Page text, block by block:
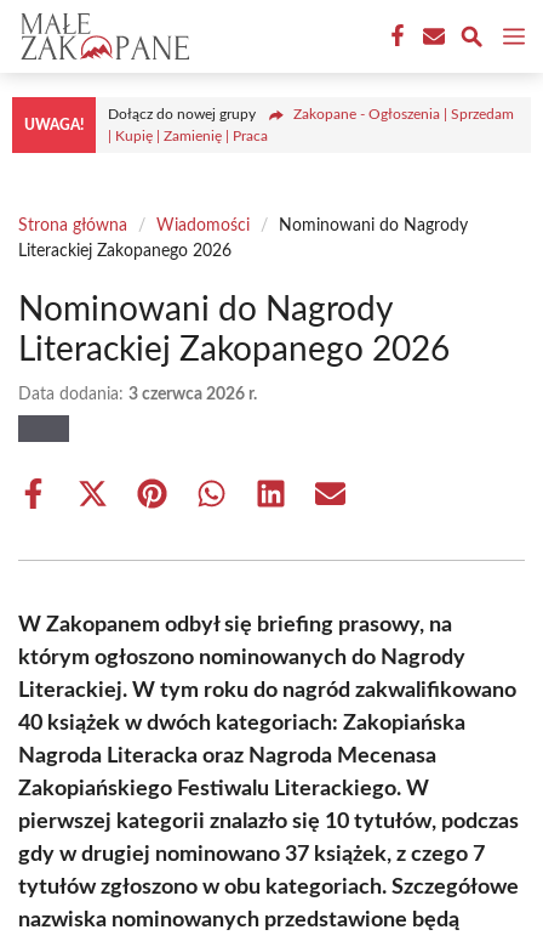
Przejdź
treści
UWAGA!
Dołącz do nowej grupy
Zakopane - Ogłoszenia | Sprzedam
| Kupię | Zamienię | Praca
Strona główna / Wiadomości /
Nominowani do Nagrody
Literackiej Zakopanego 2026
Nominowani do Nagrody
Literackiej Zakopanego 2026
Data dodania: 3 czerwca 2026 r.
Share
Share
(Twitter)
Share Share Share Share
W Zakopanem odbył się briefing prasowy, na
którym ogłoszono nominowanych do Nagrody
Literackiej. W tym roku do nagród zakwalifikowano
40 książek w dwóch kategoriach: Zakopiańska
Nagroda Literacka oraz Nagroda Mecenasa
Zakopiańskiego Festiwalu Literackiego. W
pierwszej kategorii znalazło się 10 tytułów, podczas
gdy w drugiej nominowano 37 książek, z czego 7
tytułów zgłoszono w obu kategoriach. Szczegółowe
nazwiska nominowanych przedstawione będą